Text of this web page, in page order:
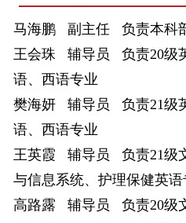
马海鹏 副主任 负责本科
王会珠 辅导员 负责20级
语、西语专业
樊海妍 辅导员 负责21级
语、西语专业
王英霞 辅导员 负责21级
与信息系统、护理保健英语
高路露 辅导员 负责20级